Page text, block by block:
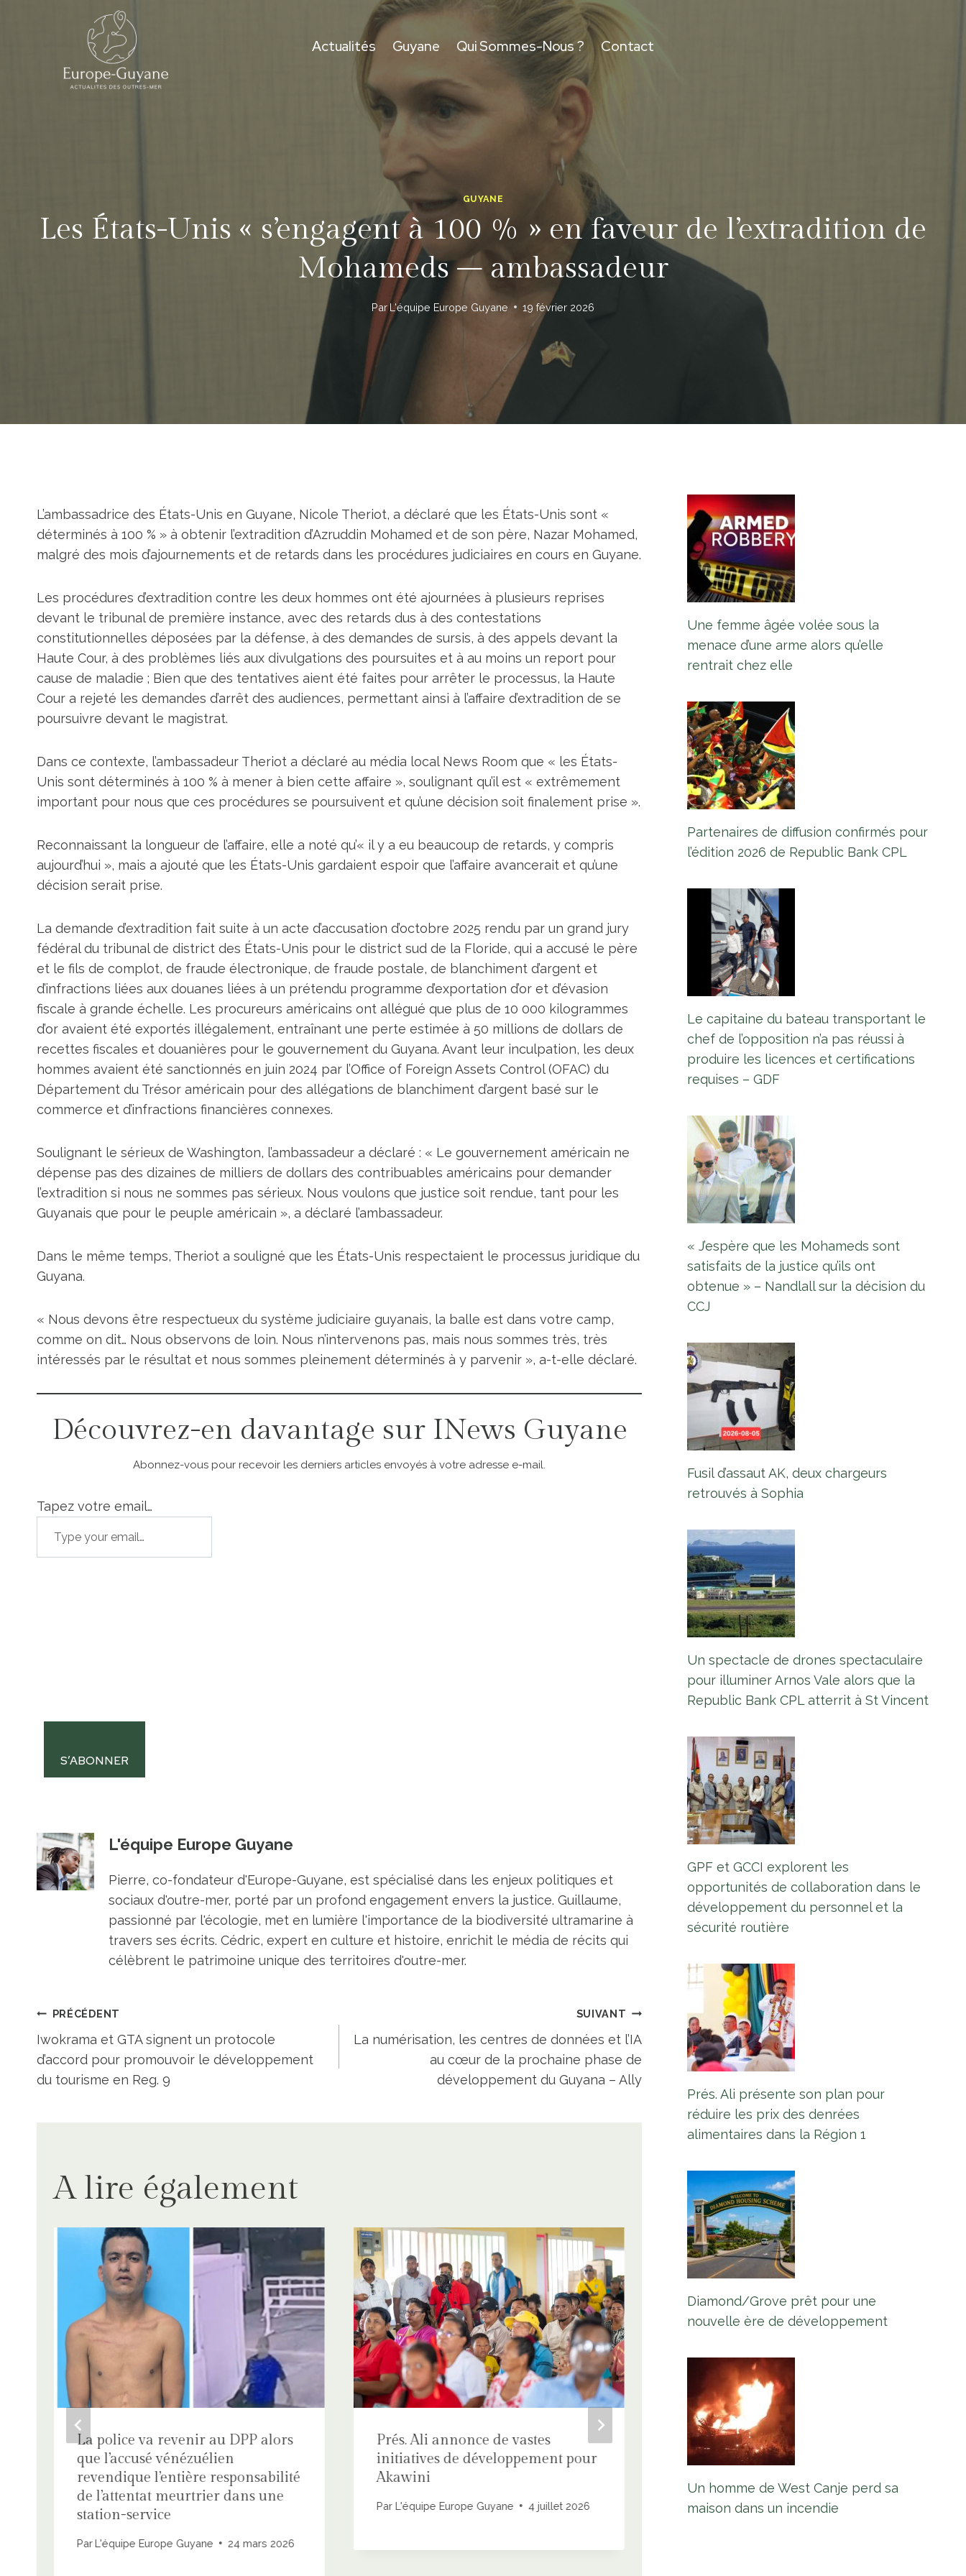
Actualités Guyane Qui Sommes-Nous ? Contact
GUYANE
Les États-Unis « s’engagent à 100 % » en faveur de l’extradition de
Mohameds – ambassadeur
Par L'équipe Europe Guyane 19 février 2026
L’ambassadrice des États-Unis en Guyane, Nicole Theriot, a déclaré que les États-Unis sont «
déterminés à 100 % » à obtenir l’extradition d’Azruddin Mohamed et de son père, Nazar Mohamed,
malgré des mois d’ajournements et de retards dans les procédures judiciaires en cours en Guyane.
Les procédures d’extradition contre les deux hommes ont été ajournées à plusieurs reprises
devant le tribunal de première instance, avec des retards dus à des contestations
constitutionnelles déposées par la défense, à des demandes de sursis, à des appels devant la
Haute Cour, à des problèmes liés aux divulgations des poursuites et à au moins un report pour
cause de maladie ; Bien que des tentatives aient été faites pour arrêter le processus, la Haute
Cour a rejeté les demandes d’arrêt des audiences, permettant ainsi à l’affaire d’extradition de se
poursuivre devant le magistrat.
Dans ce contexte, l’ambassadeur Theriot a déclaré au média local News Room que « les États-
Unis sont déterminés à 100 % à mener à bien cette affaire », soulignant qu’il est « extrêmement
important pour nous que ces procédures se poursuivent et qu’une décision soit finalement prise ».
Reconnaissant la longueur de l’affaire, elle a noté qu’« il y a eu beaucoup de retards, y compris
aujourd’hui », mais a ajouté que les États-Unis gardaient espoir que l’affaire avancerait et qu’une
décision serait prise.
La demande d’extradition fait suite à un acte d’accusation d’octobre 2025 rendu par un grand jury
fédéral du tribunal de district des États-Unis pour le district sud de la Floride, qui a accusé le père
et le fils de complot, de fraude électronique, de fraude postale, de blanchiment d’argent et
d’infractions liées aux douanes liées à un prétendu programme d’exportation d’or et d’évasion
fiscale à grande échelle. Les procureurs américains ont allégué que plus de 10 000 kilogrammes
d’or avaient été exportés illégalement, entraînant une perte estimée à 50 millions de dollars de
recettes fiscales et douanières pour le gouvernement du Guyana. Avant leur inculpation, les deux
hommes avaient été sanctionnés en juin 2024 par l’Office of Foreign Assets Control (OFAC) du
Département du Trésor américain pour des allégations de blanchiment d’argent basé sur le
commerce et d’infractions financières connexes.
Soulignant le sérieux de Washington, l’ambassadeur a déclaré : « Le gouvernement américain ne
dépense pas des dizaines de milliers de dollars des contribuables américains pour demander
l’extradition si nous ne sommes pas sérieux. Nous voulons que justice soit rendue, tant pour les
Guyanais que pour le peuple américain », a déclaré l’ambassadeur.
Dans le même temps, Theriot a souligné que les États-Unis respectaient le processus juridique du
Guyana.
« Nous devons être respectueux du système judiciaire guyanais, la balle est dans votre camp,
comme on dit… Nous observons de loin. Nous n’intervenons pas, mais nous sommes très, très
intéressés par le résultat et nous sommes pleinement déterminés à y parvenir », a-t-elle déclaré.
Découvrez-en davantage sur INews Guyane
Abonnez-vous pour recevoir les derniers articles envoyés à votre adresse e-mail.
Tapez votre email…
S’ABONNER
L'équipe Europe Guyane
Pierre, co-fondateur d'Europe-Guyane, est spécialisé dans les enjeux politiques et
sociaux d'outre-mer, porté par un profond engagement envers la justice. Guillaume,
passionné par l'écologie, met en lumière l'importance de la biodiversité ultramarine à
travers ses écrits. Cédric, expert en culture et histoire, enrichit le média de récits qui
célèbrent le patrimoine unique des territoires d'outre-mer.
Navigation
de
PRÉCÉDENT
Iwokrama et GTA signent un protocole
d’accord pour promouvoir le développement
du tourisme en Reg. 9
SUIVANT
La numérisation, les centres de données et l’IA
au cœur de la prochaine phase de
développement du Guyana – Ally
A lire également
La police va revenir au DPP alors
que l’accusé vénézuélien
revendique l’entière responsabilité
de l’attentat meurtrier dans une
station-service
ParL'équipe Europe Guyane 24 mars 2026
Prés. Ali annonce de vastes
initiatives de développement pour
Akawini
Par L'équipe Europe Guyane 4 juillet 2026
Guyana, Suriname Discutez de la
concession de la Commission des
ParL'équipe Europe Guyane 12 février 2025
Une femme âgée volée sous la
menace d’une arme alors qu’elle
rentrait chez elle
Partenaires de diffusion confirmés pour
l’édition 2026 de Republic Bank CPL
Le capitaine du bateau transportant le
chef de l’opposition n’a pas réussi à
produire les licences et certifications
requises – GDF
« J’espère que les Mohameds sont
satisfaits de la justice qu’ils ont
obtenue » – Nandlall sur la décision du
CCJ
Fusil d’assaut AK, deux chargeurs
retrouvés à Sophia
Un spectacle de drones spectaculaire
pour illuminer Arnos Vale alors que la
Republic Bank CPL atterrit à St Vincent
GPF et GCCI explorent les
opportunités de collaboration dans le
développement du personnel et la
sécurité routière
Prés. Ali présente son plan pour
réduire les prix des denrées
alimentaires dans la Région 1
Diamond/Grove prêt pour une
nouvelle ère de développement
Un homme de West Canje perd sa
maison dans un incendie